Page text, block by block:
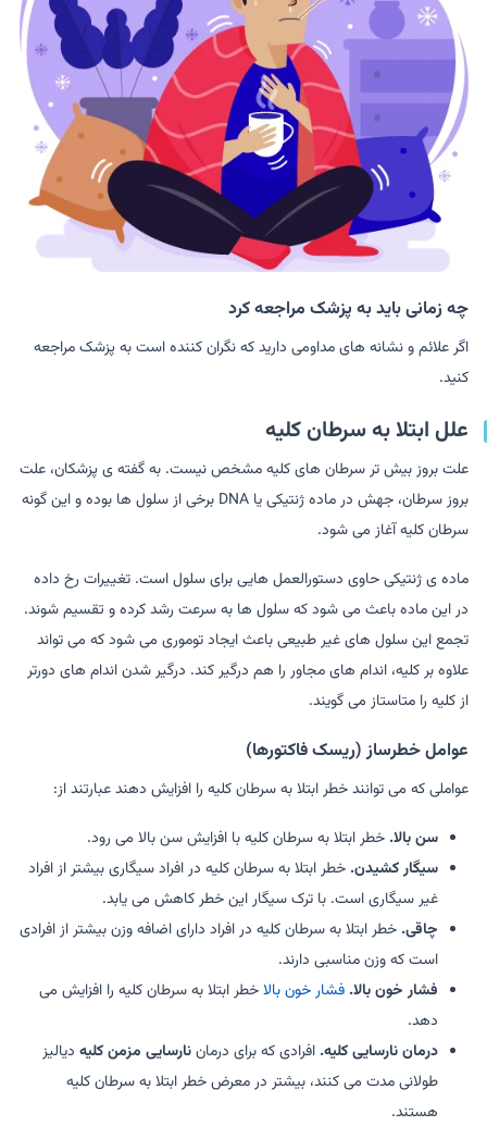
چه زمانی باید به پزشک مراجعه کرد
اگر علائم و نشانه های مداومی دارید که نگران کننده است به پزشک مراجعه
کنید.
علل ابتلا به سرطان کلیه
علت بروز بیش تر سرطان های کلیه مشخص نیست. به گفته ی پزشکان، علت
بروز سرطان، جهش در ماده ژنتیکی یا DNA برخی از سلول ها بوده و این گونه
سرطان کلیه آغاز می شود.
ماده ی ژنتیکی حاوی دستورالعمل هایی برای سلول است. تغییرات رخ داده
در این ماده باعث می شود که سلول ها به سرعت رشد کرده و تقسیم شوند.
تجمع این سلول های غیر طبیعی باعث ایجاد توموری می شود که می تواند
علاوه بر کلیه، اندام های مجاور را هم درگیر کند. درگیر شدن اندام های دورتر
از کلیه را متاستاز می گویند.
عوامل خطرساز (ریسک فاکتورها)
عواملی که می توانند خطر ابتلا به سرطان کلیه را افزایش دهند عبارتند از:
سن بالا. خطر ابتلا به سرطان کلیه با افزایش سن بالا می رود.
سیگار کشیدن. خطر ابتلا به سرطان کلیه در افراد سیگاری بیشتر از افراد
غیر سیگاری است. با ترک سیگار این خطر کاهش می یابد.
چاقی. خطر ابتلا به سرطان کلیه در افراد دارای اضافه وزن بیشتر از افرادی
است که وزن مناسبی دارند.
فشار خون بالا. فشار خون بالاخطر ابتلا به سرطان کلیه را افزایش می
دهد.
درمان نارسایی کلیه. افرادی که برای درماننارسایی مزمن کلیه دیالیز
طولانی مدت می کنند، بیشتر در معرض خطر ابتلا به سرطان کلیه
هستند.